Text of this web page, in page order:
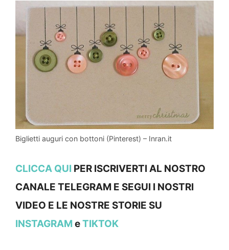
Biglietti auguri con bottoni (Pinterest) – Inran.it
CLICCA QUI PER ISCRIVERTI AL NOSTRO
CANALE TELEGRAM E SEGUI I NOSTRI
VIDEO E LE NOSTRE STORIE SU
INSTAGRAMeTIKTOK